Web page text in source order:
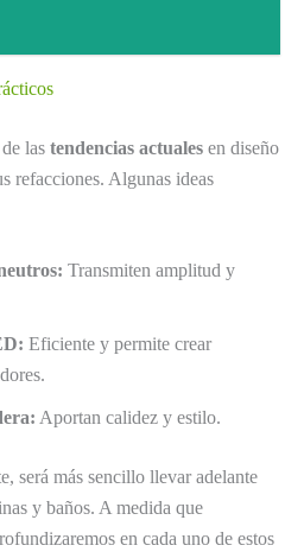
las tendencias actuales en diseño
refacciones. Algunas ideas
Transmiten amplitud y
Eficiente y permite crear
Aportan calidez y estilo.
será más sencillo llevar adelante
y baños. A medida que
en cada uno de estos